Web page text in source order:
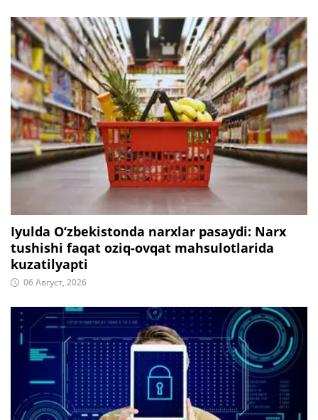
Iyulda O‘zbekistonda narxlar pasaydi: Narx
tushishi faqat oziq-ovqat mahsulotlarida
kuzatilyapti
06 Август, 2026